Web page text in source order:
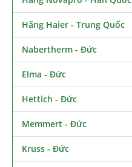
Hãng Haier - Trung Quốc
Nabertherm - Đức
Elma - Đức
Hettich - Đức
Memmert - Đức
Kruss - Đức